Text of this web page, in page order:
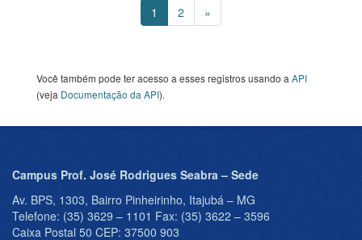
1 2 »
Você também pode ter acesso a esses registros usando a API
(veja Documentação da API).
Campus Prof. José Rodrigues Seabra – Sede
Av. BPS, 1303, Bairro Pinheirinho, Itajubá – MG
Telefone: (35) 3629 – 1101 Fax: (35) 3622 – 3596
Caixa Postal 50 CEP: 37500 903